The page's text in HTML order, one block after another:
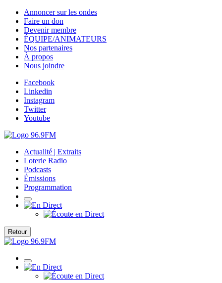
Annoncer sur les ondes
Faire un don
Devenir membre
ÉQUIPE/ANIMATEURS
Nos partenaires
À propos
Nous joindre
Facebook
Linkedin
Instagram
Twitter
Youtube
Actualité | Extraits
Loterie Radio
Podcasts
Émissions
Programmation
Retour